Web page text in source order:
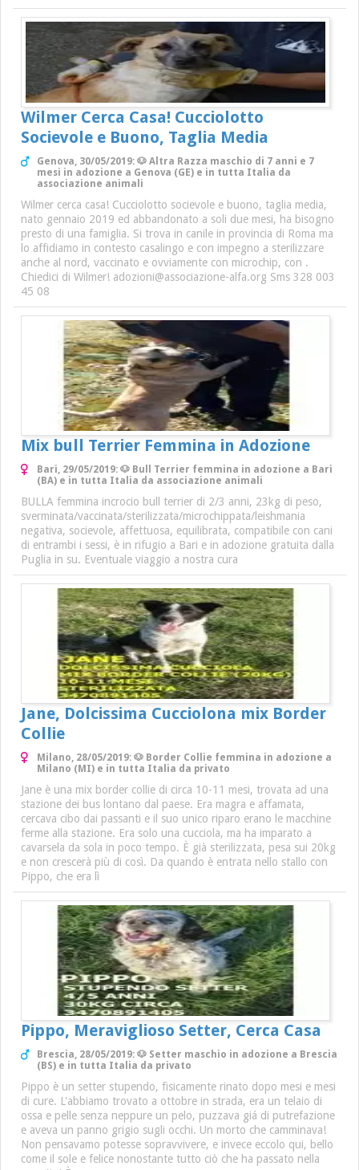
Wilmer Cerca Casa! Cucciolotto
Socievole e Buono, Taglia Media
Genova, 30/05/2019: 🐶 Altra Razza maschio di 7 anni e 7
mesi in adozione a Genova (GE) e in tutta Italia da
associazione animali
Wilmer cerca casa! Cucciolotto socievole e buono, taglia media,
nato gennaio 2019 ed abbandonato a soli due mesi, ha bisogno
presto di una famiglia. Si trova in canile in provincia di Roma ma
lo affidiamo in contesto casalingo e con impegno a sterilizzare
anche al nord, vaccinato e ovviamente con microchip, con .
Chiedici di Wilmer! adozioni@associazione-alfa.org Sms 328 003
45 08
Mix bull Terrier Femmina in Adozione
Bari, 29/05/2019: 🐶 Bull Terrier femmina in adozione a Bari
(BA) e in tutta Italia da associazione animali
BULLA femmina incrocio bull terrier di 2/3 anni, 23kg di peso,
sverminata/vaccinata/sterilizzata/microchippata/leishmania
negativa, socievole, affettuosa, equilibrata, compatibile con cani
di entrambi i sessi, è in rifugio a Bari e in adozione gratuita dalla
Puglia in su. Eventuale viaggio a nostra cura
Jane, Dolcissima Cucciolona mix Border
Collie
Milano, 28/05/2019: 🐶 Border Collie femmina in adozione a
Milano (MI) e in tutta Italia da privato
Jane è una mix border collie di circa 10-11 mesi, trovata ad una
stazione dei bus lontano dal paese. Era magra e affamata,
cercava cibo dai passanti e il suo unico riparo erano le macchine
ferme alla stazione. Era solo una cucciola, ma ha imparato a
cavarsela da sola in poco tempo. È già sterilizzata, pesa sui 20kg
e non crescerà più di così. Da quando è entrata nello stallo con
Pippo, che era lì
Pippo, Meraviglioso Setter, Cerca Casa
Brescia, 28/05/2019: 🐶 Setter maschio in adozione a Brescia
(BS) e in tutta Italia da privato
Pippo è un setter stupendo, fisicamente rinato dopo mesi e mesi
di cure. L'abbiamo trovato a ottobre in strada, era un telaio di
ossa e pelle senza neppure un pelo, puzzava giá di putrefazione
e aveva un panno grigio sugli occhi. Un morto che camminava!
Non pensavamo potesse sopravvivere, e invece eccolo qui, bello
come il sole e felice nonostante tutto ciò che ha passato nella